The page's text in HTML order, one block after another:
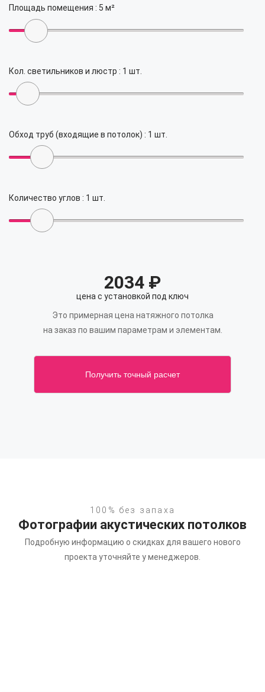
Площадь помещения : 5 м²
Кол. светильников и люстр : 1 шт.
Обход труб (входящие в потолок) : 1 шт.
Количество углов : 1 шт.
2034 ₽
цена с установкой под ключ
Это примерная цена натяжного потолка
на заказ по вашим параметрам и элементам.
Получить точный расчет
100% без запаха
Фотографии акустических потолков
Подробную информацию о скидках для вашего нового
проекта уточняйте у менеджеров.